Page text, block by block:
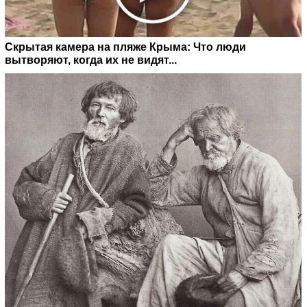
Скрытая камера на пляже Крыма: Что люди
вытворяют, когда их не видят...